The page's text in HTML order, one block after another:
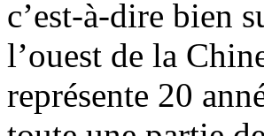
c’est-à-dire bien
l’ouest de la
représente 20